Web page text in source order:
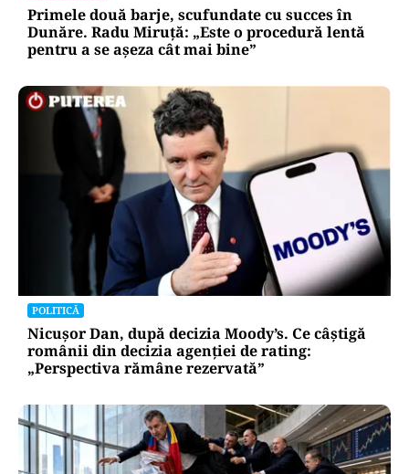
Primele două barje, scufundate cu succes în
Dunăre. Radu Miruță: „Este o procedură lentă
pentru a se așeza cât mai bine”
POLITICĂ
Nicușor Dan, după decizia Moody’s. Ce câștigă
românii din decizia agenției de rating:
„Perspectiva rămâne rezervată”